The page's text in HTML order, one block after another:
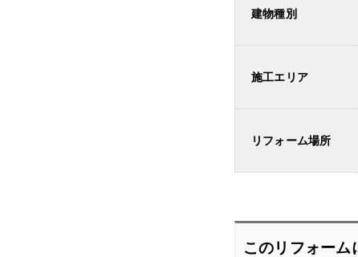
建物種別
施工エリア
リフォーム場所
このリフォーム